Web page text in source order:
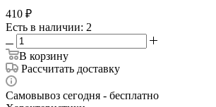
410 ₽
Есть в наличии: 2
В корзину
Рассчитать доставку
Самовывоз сегодня - бесплатно